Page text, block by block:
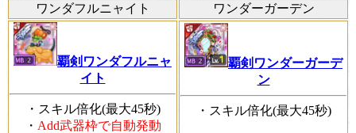
ワンダフルニャイト ワンダーガーデン
覇剣ワンダフルニャ
イト
・スキル倍化(最大45秒)
・ Add武器枠で自動発動
覇剣ワンダーガーデ
ン
・スキル倍化(最大45秒)